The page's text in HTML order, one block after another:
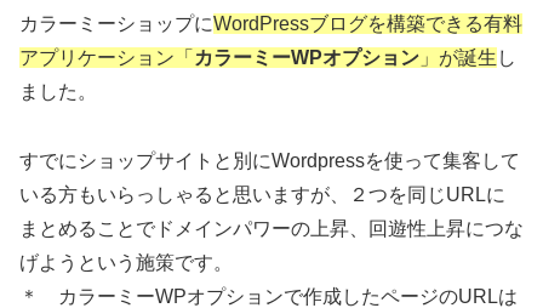
カラーミーショップにWordPressブログを構築できる有料
アプリケーション「 カラーミーWPオプション 」が誕生 し
ました。
すでにショップサイトと別にWordpressを使って集客して
いる方もいらっしゃると思いますが、２つを同じURLに
まとめることでドメインパワーの上昇、回遊性上昇につな
げようという施策です。
＊ カラーミーWPオプションで作成したページのURLは